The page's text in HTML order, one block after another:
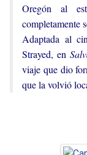
Oregón al
completamente
Adaptada al
Strayed, en
viaje que dio
que la volvió